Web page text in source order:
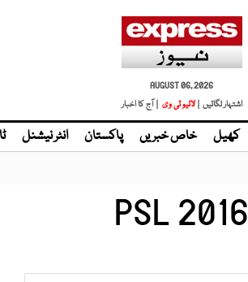
AUGUST 06, 2026
اشتہار لگائیں | لائیو ٹی وی | آج کا اخبار
کھیل خاص خبریں پاکستان انٹر نیشنل
PSL 2016